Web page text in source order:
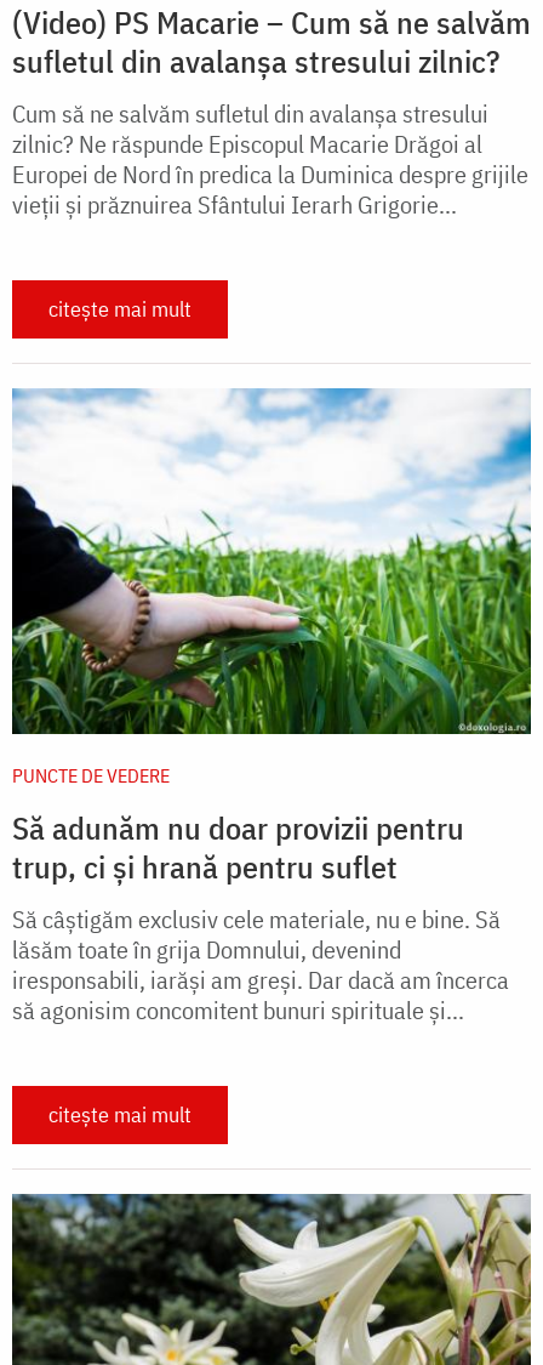
(Video) PS Macarie – Cum să ne salvăm
sufletul din avalanșa stresului zilnic?
Cum să ne salvăm sufletul din avalanșa stresului
zilnic? Ne răspunde Episcopul Macarie Drăgoi al
Europei de Nord în predica la Duminica despre grijile
vieții și prăznuirea Sfântului Ierarh Grigorie...
citește mai mult
PUNCTE DE VEDERE
Să adunăm nu doar provizii pentru
trup, ci și hrană pentru suflet
Să câștigăm exclusiv cele materiale, nu e bine. Să
lăsăm toate în grija Domnului, devenind
iresponsabili, iarăși am greși. Dar dacă am încerca
să agonisim concomitent bunuri spirituale și...
citește mai mult